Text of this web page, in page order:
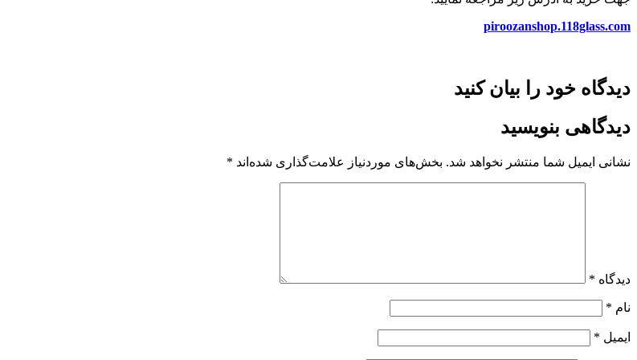
piroozanshop.118glass.com
دیدگاه خود را بیان کنید
دیدگاهی بنویسید
نشانی ایمیل شما منتشر نخواهد شد. بخش‌های موردنیاز علامت‌گذاری شده‌اند *
دیدگاه *
نام *
ایمیل *